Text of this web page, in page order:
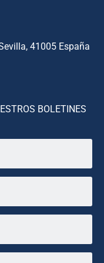
41005 España
BOLETINES